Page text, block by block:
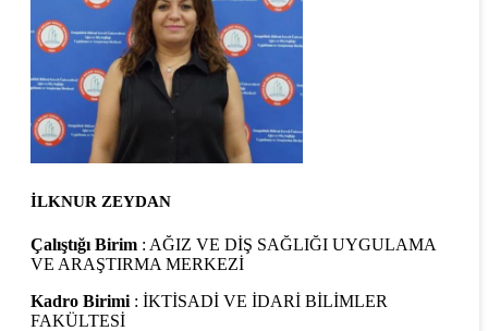
İLKNUR ZEYDAN
Çalıştığı Birim : AĞIZ VE DİŞ SAĞLIĞI UYGULAMA
VE ARAŞTIRMA MERKEZİ
Kadro Birimi : İKTİSADİ VE İDARİ BİLİMLER
FAKÜLTESİ